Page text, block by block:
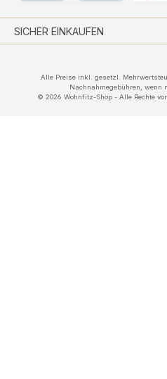
SICHER EINKAUFEN
Alle Preise inkl. gesetzl.
Nachnahmegebühren, wenn
© 2026 Wohnfitz-Shop - Alle Rechte